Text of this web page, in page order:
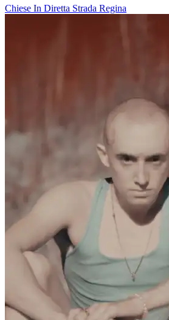
Chiese In Diretta Strada Regina